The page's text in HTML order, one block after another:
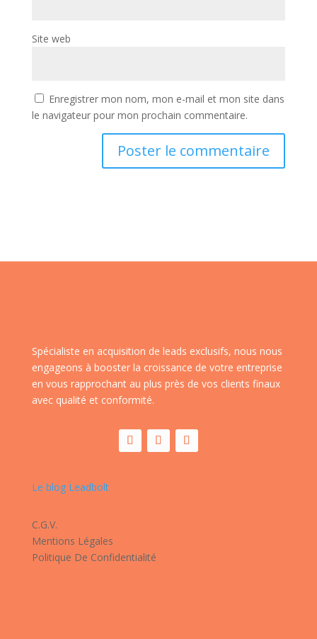
Site web
Enregistrer mon nom, mon e-mail et mon site dans
le navigateur pour mon prochain commentaire.
Spécialiste en acquisition de leads exclusifs, nous nous
engageons à booster la croissance de votre entreprise
en vous rapprochant au plus près de vos clients finaux
avec qualité et conformité.
Le blog Leadbolt
C.G.V.
Mentions Légales
Politique De Confidentialité